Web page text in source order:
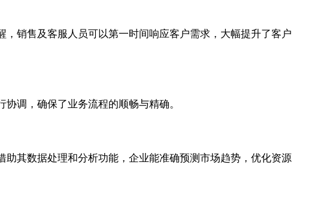
销售及客服人员可以第一时间响应客户需求，大幅提升了客户
调，确保了业务流程的顺畅与精确。
其数据处理和分析功能，企业能准确预测市场趋势，优化资源